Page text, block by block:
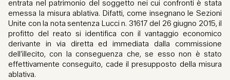
entrata nel patrimonio del soggetto nei cui confronti è stata
emessa la misura ablativa. Difatti, come insegnano le Sezioni
Unite con la nota sentenza Lucci n. 31617 del 26 giugno 2015, il
profitto del reato si identifica con il vantaggio economico
derivante in via diretta ed immediata dalla commissione
dell’illecito, con la conseguenza che, se esso non è stato
effettivamente conseguito, cade il presupposto della misura
ablativa.